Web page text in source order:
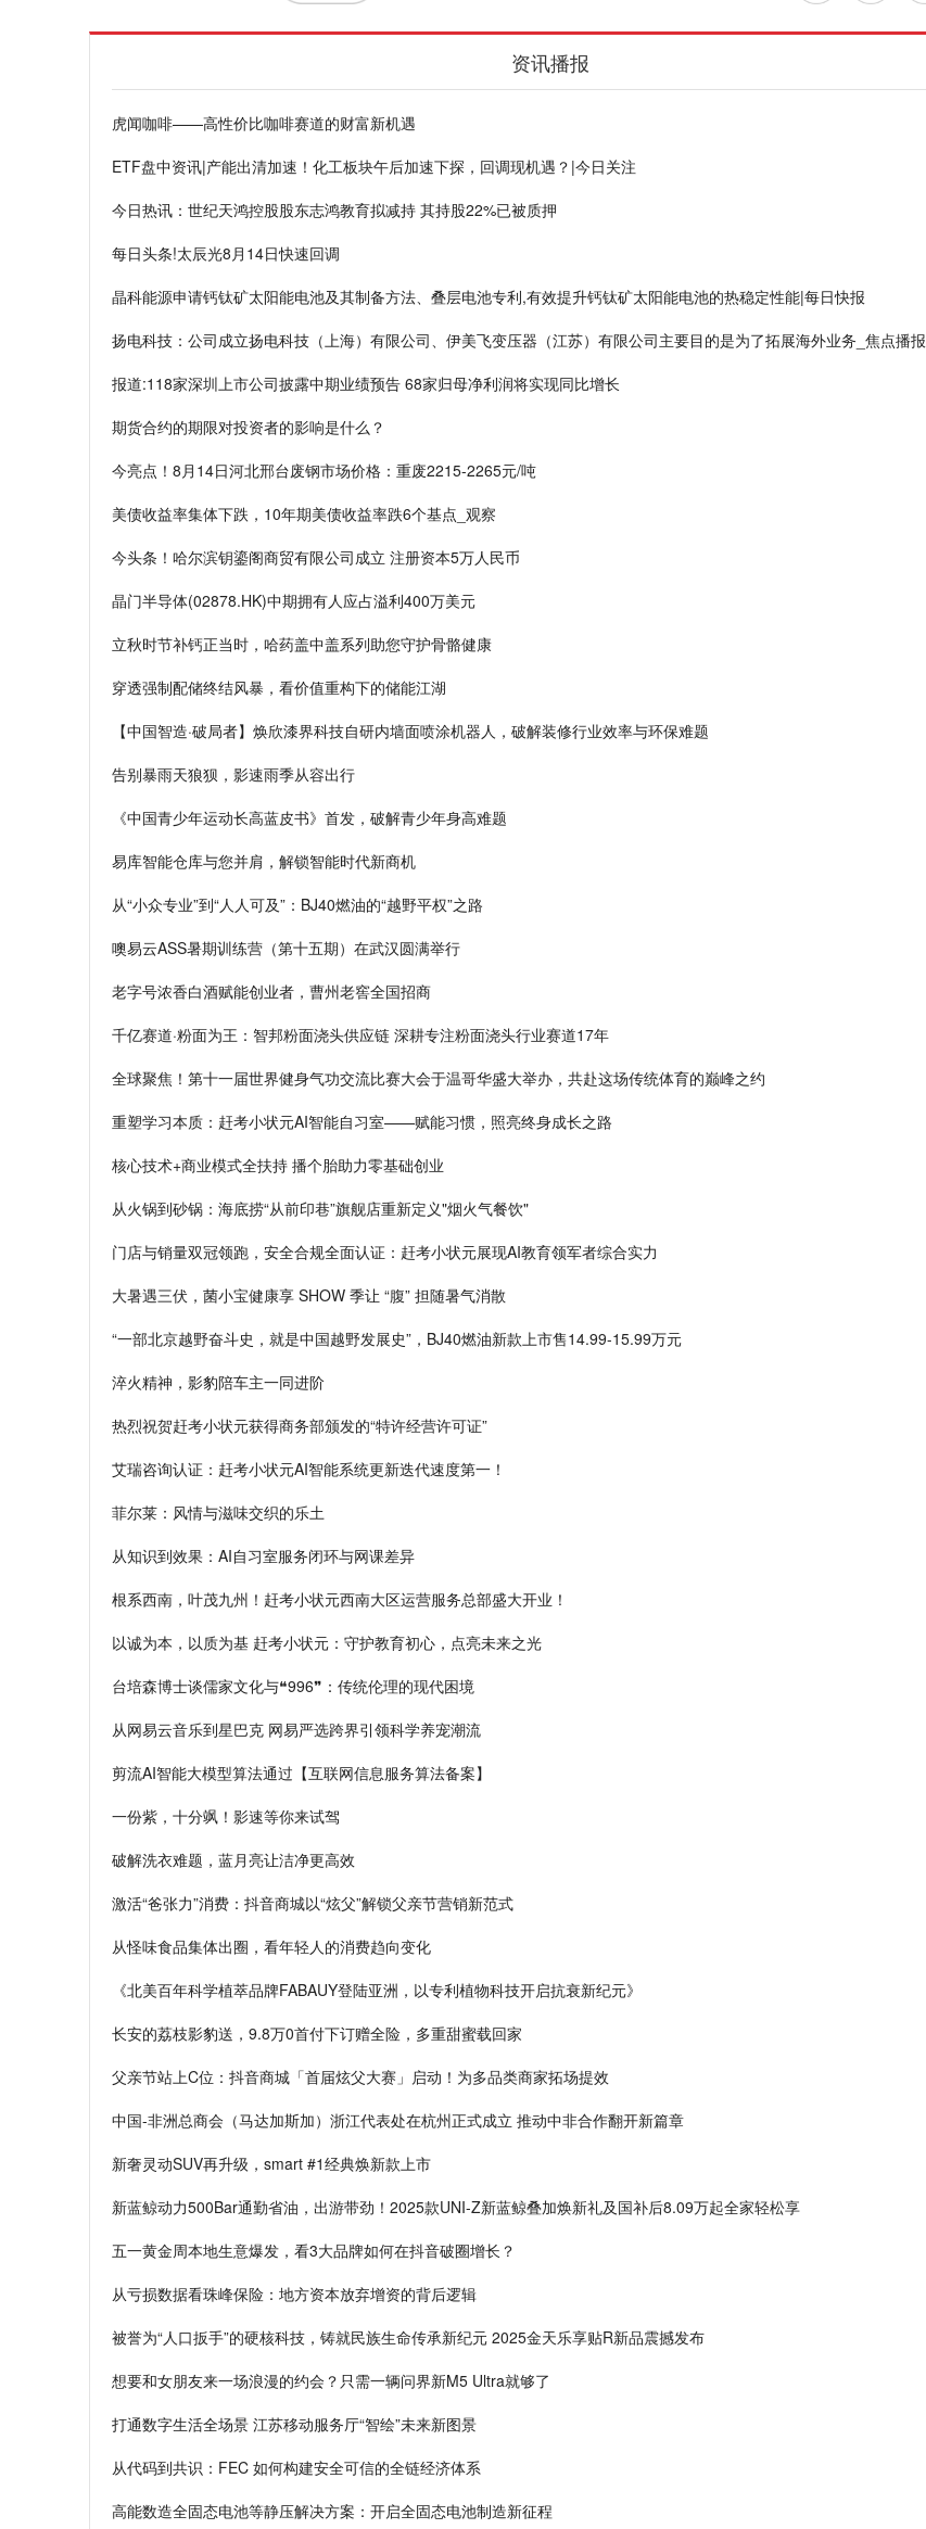
资讯播报
虎闻咖啡——高性价比咖啡赛道的财富新机遇
ETF盘中资讯|产能出清加速！化工板块午后加速下探，回调现机遇？|今日关注
今日热讯：世纪天鸿控股股东志鸿教育拟减持 其持股22%已被质押
每日头条!太辰光8月14日快速回调
晶科能源申请钙钛矿太阳能电池及其制备方法、叠层电池专利,有效提升钙钛矿太阳能电池的热稳定性能|每日快报
扬电科技：公司成立扬电科技（上海）有限公司、伊美飞变压器（江苏）有限公司主要目的是为了拓展海外业务_焦点播报
报道:118家深圳上市公司披露中期业绩预告 68家归母净利润将实现同比增长
期货合约的期限对投资者的影响是什么？
今亮点！8月14日河北邢台废钢市场价格：重废2215-2265元/吨
美债收益率集体下跌，10年期美债收益率跌6个基点_观察
今头条！哈尔滨钥鎏阁商贸有限公司成立 注册资本5万人民币
晶门半导体(02878.HK)中期拥有人应占溢利400万美元
立秋时节补钙正当时，哈药盖中盖系列助您守护骨骼健康
穿透强制配储终结风暴，看价值重构下的储能江湖
【中国智造·破局者】焕欣漆界科技自研内墙面喷涂机器人，破解装修行业效率与环保难题
告别暴雨天狼狈，影速雨季从容出行
《中国青少年运动长高蓝皮书》首发，破解青少年身高难题
易库智能仓库与您并肩，解锁智能时代新商机
从“小众专业”到“人人可及”：BJ40燃油的“越野平权”之路
噢易云ASS暑期训练营（第十五期）在武汉圆满举行
老字号浓香白酒赋能创业者，曹州老窖全国招商
千亿赛道·粉面为王：智邦粉面浇头供应链 深耕专注粉面浇头行业赛道17年
全球聚焦！第十一届世界健身气功交流比赛大会于温哥华盛大举办，共赴这场传统体育的巅峰之约
重塑学习本质：赶考小状元AI智能自习室——赋能习惯，照亮终身成长之路
核心技术+商业模式全扶持 播个胎助力零基础创业
从火锅到砂锅：海底捞“从前印巷”旗舰店重新定义"烟火气餐饮"
门店与销量双冠领跑，安全合规全面认证：赶考小状元展现AI教育领军者综合实力
大暑遇三伏，菌小宝健康享 SHOW 季让 “腹” 担随暑气消散
“一部北京越野奋斗史，就是中国越野发展史”，BJ40燃油新款上市售14.99-15.99万元
淬火精神，影豹陪车主一同进阶
热烈祝贺赶考小状元获得商务部颁发的“特许经营许可证”
艾瑞咨询认证：赶考小状元AI智能系统更新迭代速度第一！
菲尔莱：风情与滋味交织的乐土
从知识到效果：AI自习室服务闭环与网课差异
根系西南，叶茂九州！赶考小状元西南大区运营服务总部盛大开业！
以诚为本，以质为基 赶考小状元：守护教育初心，点亮未来之光
台培森博士谈儒家文化与❝996❞：传统伦理的现代困境
从网易云音乐到星巴克 网易严选跨界引领科学养宠潮流
剪流AI智能大模型算法通过【互联网信息服务算法备案】
一份紫，十分飒！影速等你来试驾
破解洗衣难题，蓝月亮让洁净更高效
激活“爸张力”消费：抖音商城以“炫父”解锁父亲节营销新范式
从怪味食品集体出圈，看年轻人的消费趋向变化
《北美百年科学植萃品牌FABAUY登陆亚洲，以专利植物科技开启抗衰新纪元》
长安的荔枝影豹送，9.8万0首付下订赠全险，多重甜蜜载回家
父亲节站上C位：抖音商城「首届炫父大赛」启动！为多品类商家拓场提效
中国-非洲总商会（马达加斯加）浙江代表处在杭州正式成立 推动中非合作翻开新篇章
新奢灵动SUV再升级，smart #1经典焕新款上市
新蓝鲸动力500Bar通勤省油，出游带劲！2025款UNI-Z新蓝鲸叠加焕新礼及国补后8.09万起全家轻松享
五一黄金周本地生意爆发，看3大品牌如何在抖音破圈增长？
从亏损数据看珠峰保险：地方资本放弃增资的背后逻辑
被誉为“人口扳手”的硬核科技，铸就民族生命传承新纪元 2025金天乐享贴R新品震撼发布
​想要和女朋友来一场浪漫的约会？只需一辆问界新M5 Ultra就够了
打通数字生活全场景 江苏移动服务厅“智绘”未来新图景
从代码到共识：FEC 如何构建安全可信的全链经济体系
高能数造全固态电池等静压解决方案：开启全固态电池制造新征程